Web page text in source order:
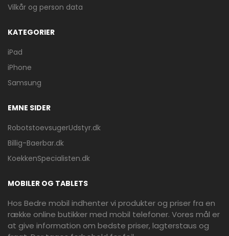
Vilkår og person data
KATEGORIER
iPad
iPhone
Samsung
EMNE SIDER
RobotstoevsugerUdstyr.dk
Billig-Baerbar.dk
KoekkenSpecialisten.dk
MOBILER OG TABLETS
Hos Bedre mobil indhenter vi produkter og priser fra en
række online butikker med mobil telefoner. Vores mål er
at give information om bedste priser, lagterstaus og